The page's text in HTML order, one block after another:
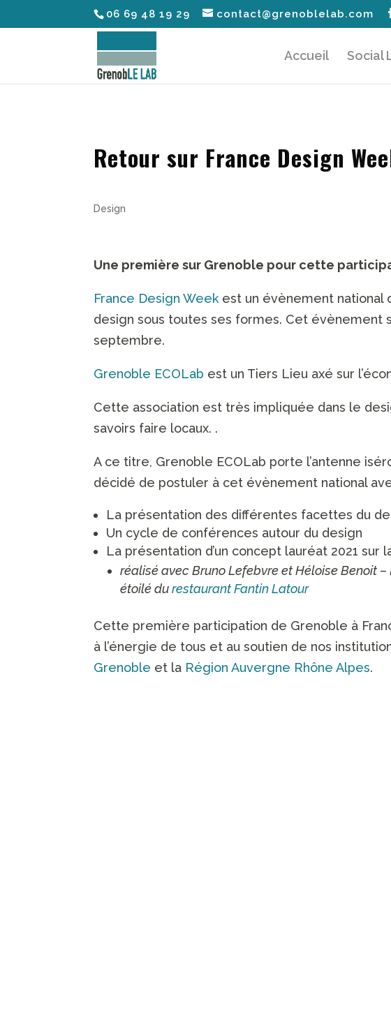
06 69 48 19 29 contact@grenoblelab.com
Accueil Social
Retour sur France Design
Design
Une première sur Grenoble pour cette
France Design Week est un évènement
design sous toutes ses formes. Cet évènement
septembre.
Grenoble ECOLab est un Tiers Lieu axé sur
Cette association est très impliquée dans le
savoirs faire locaux. .
A ce titre, Grenoble ECOLab porte l’antenne
décidé de postuler à cet évènement national
La présentation des différentes facettes du
Un cycle de conférences autour du design
La présentation d’un concept lauréat 2021 sur
réalisé avec Bruno Lefebvre et Héloise Benoit
étoilé durestaurant Fantin Latour
Cette première participation de Grenoble à
à l’énergie de tous et au soutien de nos
Grenoble et la Région Auvergne Rhône Alpes.